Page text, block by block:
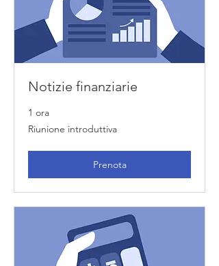
Notizie finanziarie
1 ora
Riunione
introduttiva
Riunione introduttiva
Prenota